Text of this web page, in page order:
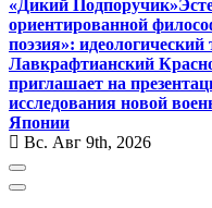
«Дикий Подпоручик»
ориентированной
поэзия»:
Лавкрафтианский
приглашает на
исследования новой
Японии
Вс. Авг 9th, 2026